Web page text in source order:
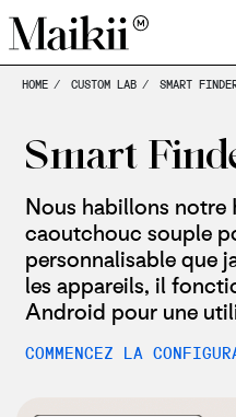
HOME CUSTOM LAB SMART
Smart
Nous habillons notre
caoutchouc souple
personnalisable que
les appareils, il
Android pour une
COMMENCEZ LA